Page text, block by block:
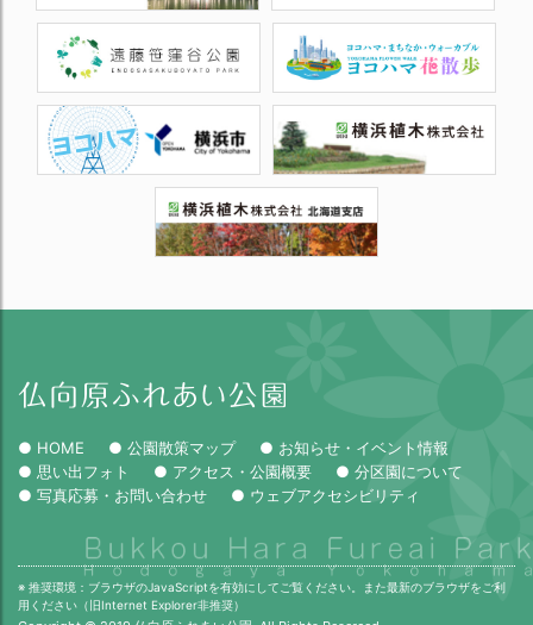
● HOME ● 公園散策マップ
● お知らせ・イベント情報
● 思い出フォト
● アクセス・公園概要
● 分区園について
● 写真応募・お問い合わせ
● ウェブアクセシビリティ
※ 推奨環境：ブラウザのJavaScriptを有効にしてご覧ください。また最新のブラウザをご利
用ください（旧Internet Explorer非推奨）